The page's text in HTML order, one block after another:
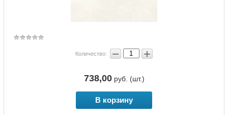
Количество: − +
738,00руб. (шт.)
В корзину